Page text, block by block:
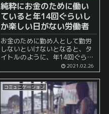
純粋にお金のために働い
ていると年14回ぐらいし
か楽しい日がない労働者
お金のために勤め人として勤労
しないといけないとなると、タ
イトルのように、年14回ぐらい
しか楽しい日がないという人が
多いのではないでしょうか。 年
14回ぐらいというのは端的に言
うと勤め先からお金がもらえる
給料日＋夏期冬期ボーナスのこ
と...
2021.02.26
コミュニケーション